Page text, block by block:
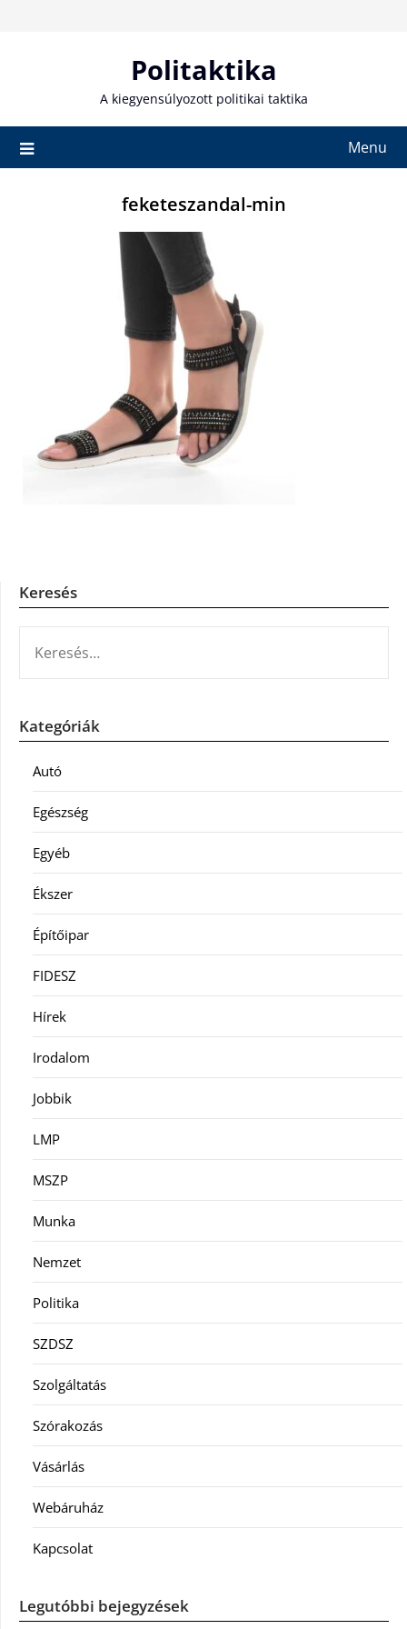
Politaktika
A kiegyensúlyozott politikai taktika
Menu
feketeszandal-min
Keresés
Kategóriák
Autó
Egészség
Egyéb
Ékszer
Építőipar
FIDESZ
Hírek
Irodalom
Jobbik
LMP
MSZP
Munka
Nemzet
Politika
SZDSZ
Szolgáltatás
Szórakozás
Vásárlás
Webáruház
Kapcsolat
Legutóbbi bejegyzések